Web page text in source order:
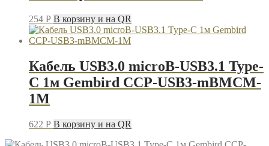
254 P В корзину и на QR
Кабель USB3.0 microB-USB3.1 Type-
C 1м Gembird CCP-USB3-mBMCM-
1M
622 P В корзину и на QR